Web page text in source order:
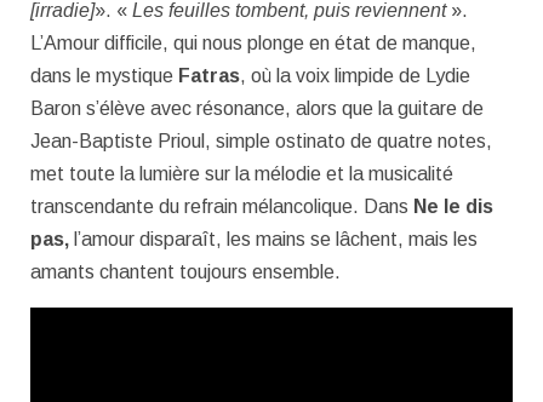
[irradie]». « Les feuilles tombent, puis reviennent».
L’Amour difficile, qui nous plonge en état de manque,
dans le mystique Fatras, où la voix limpide de Lydie
Baron s’élève avec résonance, alors que la guitare de
Jean-Baptiste Prioul, simple ostinato de quatre notes,
met toute la lumière sur la mélodie et la musicalité
transcendante du refrain mélancolique. Dans Ne le dis
pas, l’amour disparaît, les mains se lâchent, mais les
amants chantent toujours ensemble.